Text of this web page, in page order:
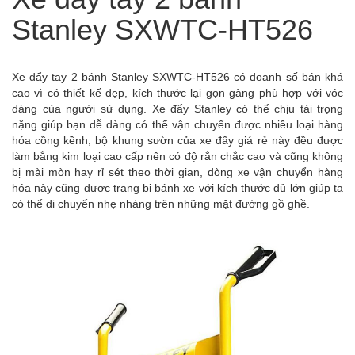
Stanley SXWTC-HT526
Xe đẩy tay 2 bánh Stanley SXWTC-HT526 có doanh số bán khá
cao vì có thiết kế đẹp, kích thước lại gọn gàng phù hợp với vóc
dáng của người sử dụng. Xe đẩy Stanley có thể chịu tải trọng
nặng giúp bạn dễ dàng có thể vận chuyển được nhiều loại hàng
hóa cồng kềnh, bộ khung sườn của xe đẩy giá rẻ này đều được
làm bằng kim loại cao cấp nên có độ rắn chắc cao và cũng không
bị mài mòn hay rỉ sét theo thời gian, dòng xe vận chuyển hàng
hóa này cũng được trang bị bánh xe với kích thước đủ lớn giúp ta
có thể di chuyển nhẹ nhàng trên những mặt đường gồ ghề.